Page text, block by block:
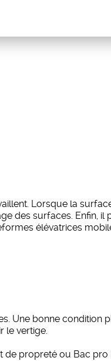
Lorsque la
des surfaces. Enfin, il
élévatrices
Une bonne condition
le vertige.
de propreté ou Bac